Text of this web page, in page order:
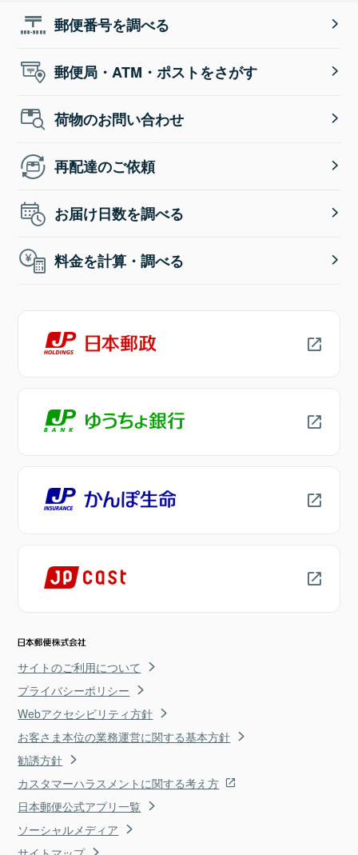
郵便番号を調べる
郵便局・ATM・ポストをさがす
荷物のお問い合わせ
再配達のご依頼
お届け日数を調べる
料金を計算・調べる
サイトのご利用について
プライバシーポリシー
Webアクセシビリティ方針
お客さま本位の業務運営に関する基本方針
勧誘方針
カスタマーハラスメントに関する考え方
日本郵便公式アプリ一覧
ソーシャルメディア